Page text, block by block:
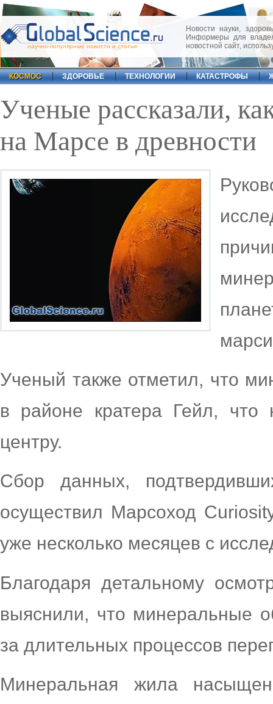
научно-популярные новости и статьи
Новости науки,
Информеры для
новостной сайт,
КОСМОС ЗДОРОВЬЕ ТЕХНОЛОГИИ КАТАСТРОФЫ
Ученые рассказали,
на Марсе в древности
Ученый также отметил, что
в районе кратера Гейл,
центру.
Сбор данных,
осуществил Марсоход
уже несколько месяцев с
Благодаря детальному
выяснили, что минеральные
за длительных процессов
Минеральная жила